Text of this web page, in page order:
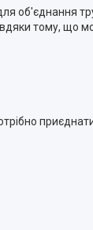
об'єднання
тому, що